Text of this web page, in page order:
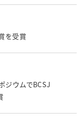
を受賞
ジウムでBCSJ